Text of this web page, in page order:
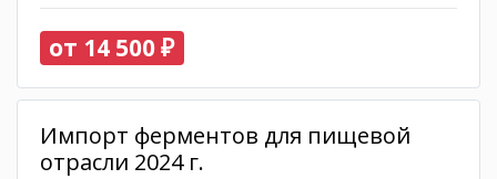
от 14 500 ₽
Импорт ферментов для пищевой
отрасли 2024 г.